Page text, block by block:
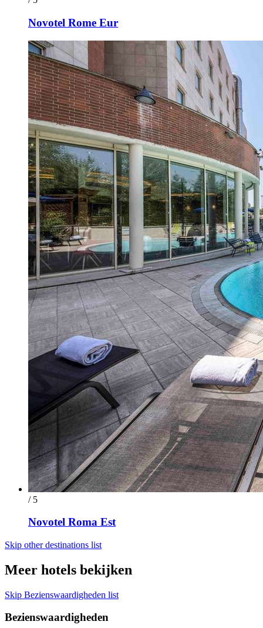
Novotel Rome Eur
/ 5
Novotel Roma Est
Skip other destinations list
Meer hotels bekijken
Skip Bezienswaardigheden list
Bezienswaardigheden